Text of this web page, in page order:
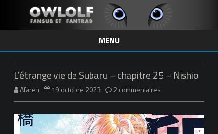
MENU
Skip
to
content
L’étrange vie de Subaru – chapitre 25 – Nishio
Afaren 19 octobre 2023 2 commentaires
vie